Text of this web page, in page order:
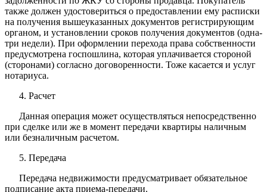
также должен удостовериться о предоставлении ему расписки
на получения вышеуказанных документов регистрирующим
органом, и установлении сроков получения документов (одна-
три недели). При оформлении перехода права собственности
предусмотрена госпошлина, которая уплачивается стороной
(сторонами) согласно договоренности. Тоже касается и услуг
нотариуса.
4. Расчет
Данная операция может осуществляться непосредственно
при сделке или же в момент передачи квартиры наличным
или безналичным расчетом.
5. Передача
Передача недвижимости предусматривает обязательное
подписание акта приема-передачи.